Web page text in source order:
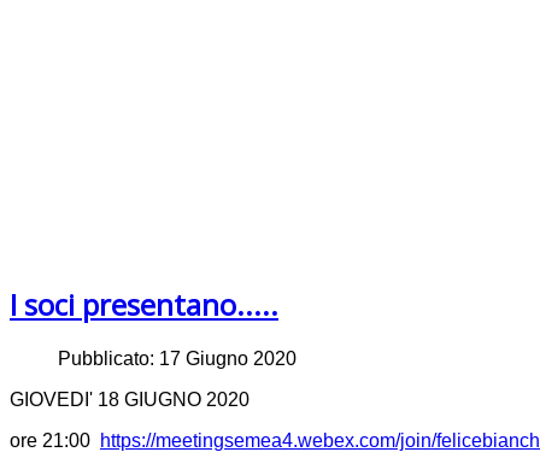
I soci presentano.....
Pubblicato: 17 Giugno 2020
GIOVEDI' 18 GIUGNO 2020
ore 21:00 https://meetingsemea4.webex.com/join/